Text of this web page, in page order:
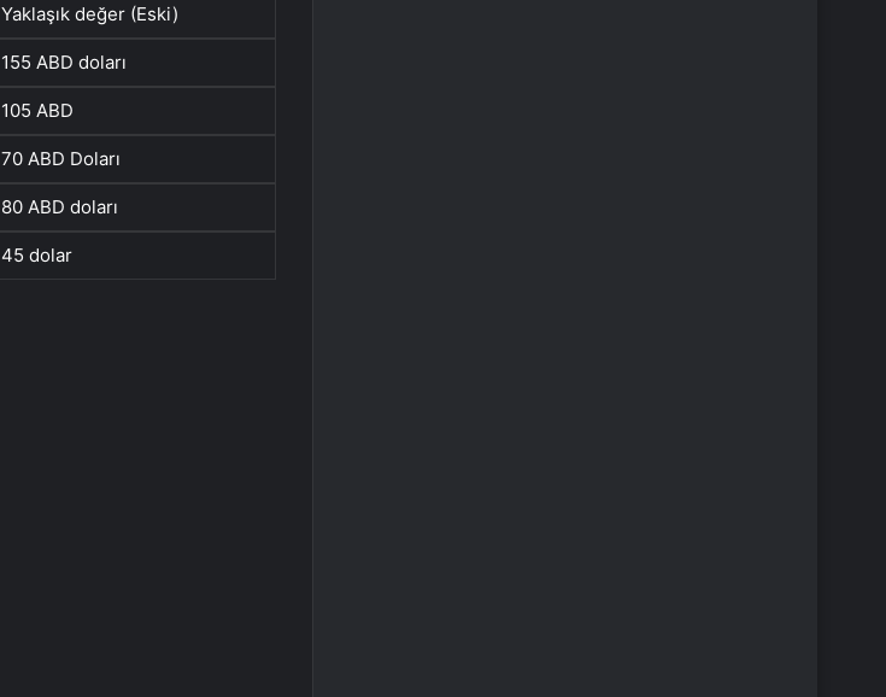
Yaklaşık değer (Eski)
155 ABD doları
105 ABD
70 ABD Doları
80 ABD doları
45 dolar